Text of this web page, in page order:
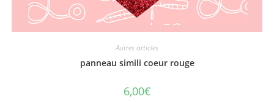
Autres articles
panneau simili coeur rouge
6,00€